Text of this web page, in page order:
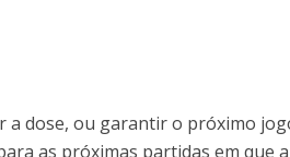
a dose, ou garantir o próximo
as próximas partidas em que